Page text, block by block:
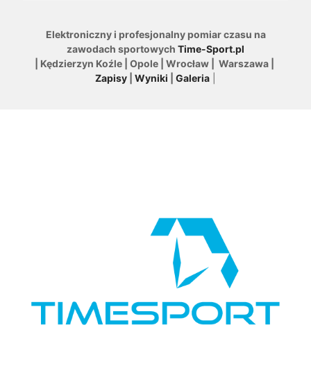
Elektroniczny i profesjonalny pomiar czasu na
zawodach sportowych Time-Sport.pl
| Kędzierzyn Koźle | Opole | Wrocław | Warszawa |
Zapisy
Wyniki Galeria